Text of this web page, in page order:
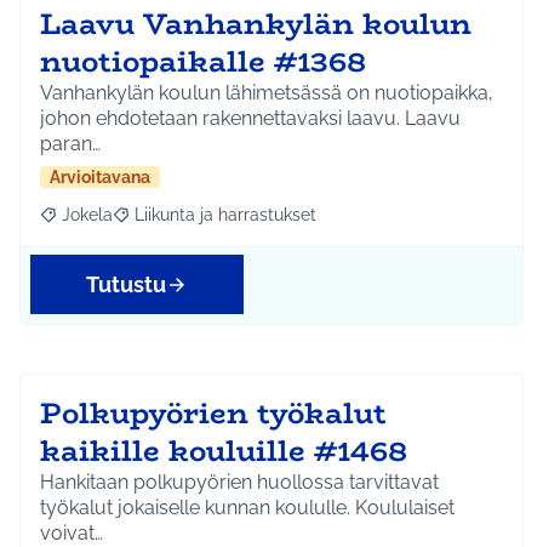
Laavu Vanhankylän koulun
nuotiopaikalle #1368
Vanhankylän koulun lähimetsässä on nuotiopaikka,
johon ehdotetaan rakennettavaksi laavu. Laavu
paran…
Arvioitavana
Rajaa tulokset aihepiirin mukaan: Jokela
Jokela Rajaa tulokset teeman mukaan: Liikunta ja
Liikunta ja harrastukset
Tutustu
Polkupyörien työkalut
kaikille kouluille #1468
Hankitaan polkupyörien huollossa tarvittavat
työkalut jokaiselle kunnan koululle. Koululaiset
voivat…